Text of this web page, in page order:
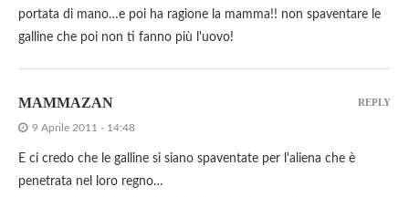
portata di mano…e poi ha ragione la mamma!! non spaventare le
galline che poi non ti fanno più l'uovo!
MAMMAZAN
9 Aprile 2011 - 14:48
E ci credo che le galline si siano spaventate per l'aliena che è
penetrata nel loro regno…
REPLY